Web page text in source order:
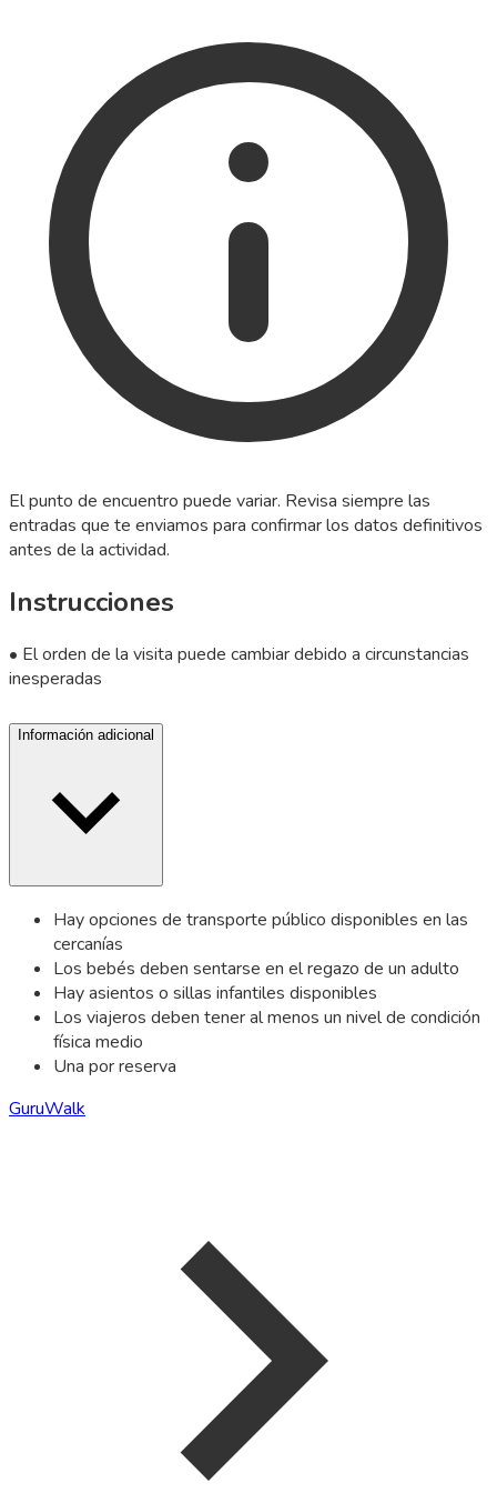
El punto de encuentro puede variar. Revisa siempre las
entradas que te enviamos para confirmar los datos definitivos
antes de la actividad.
Instrucciones
• El orden de la visita puede cambiar debido a circunstancias
inesperadas
Información adicional
Hay opciones de transporte público disponibles en las
cercanías
Los bebés deben sentarse en el regazo de un adulto
Hay asientos o sillas infantiles disponibles
Los viajeros deben tener al menos un nivel de condición
física medio
Una por reserva
GuruWalk